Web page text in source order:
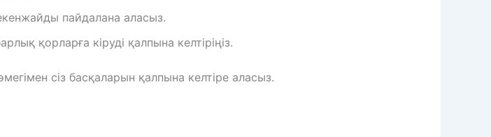
пайдалана аласыз.
қорларға кіруді қалпына келтіріңіз.
сіз басқаларын қалпына келтіре аласыз.